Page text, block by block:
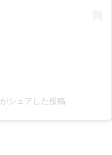
シェアした投稿